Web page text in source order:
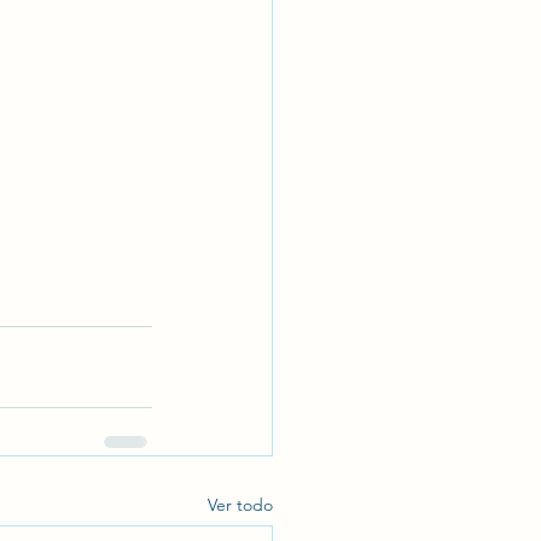
Ver todo